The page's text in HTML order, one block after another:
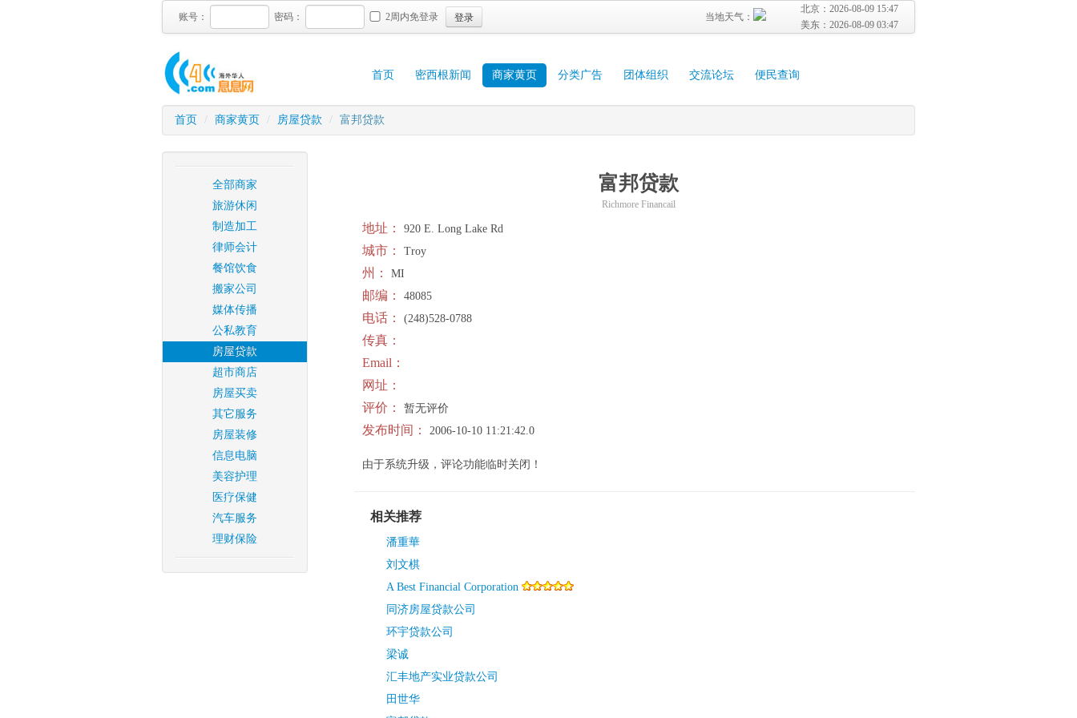
账号： 密码： 2周内免登录 登录
北京： 2026-08-09 15:47
美东： 2026-08-09 03:47
当地天气：
首页 密西根新闻 商家黄页 分类广告 团体组织 交流论坛 便民查询
首页 / 商家黄页 / 房屋贷款 / 富邦贷款
全部商家
旅游休闲
制造加工
律师会计
餐馆饮食
搬家公司
媒体传播
公私教育
房屋贷款
超市商店
房屋买卖
其它服务
房屋装修
信息电脑
美容护理
医疗保健
汽车服务
理财保险
富邦贷款
Richmore Financail
地址： 920 E. Long Lake Rd
城市： Troy
州： MI
邮编： 48085
电话： (248)528-0788
传真：
Email：
网址：
评价：
暂无评价
发布时间： 2006-10-10 11:21:42.0
由于系统升级，评论功能临时关闭！
相关推荐
潘重華
刘文棋
A Best Financial Corporation
同济房屋贷款公司
环宇贷款公司
梁诚
汇丰地产实业贷款公司
田世华